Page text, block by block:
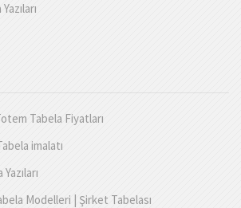
Tabela Fiyatları
imalatı
Modelleri | Şirket Tabelası